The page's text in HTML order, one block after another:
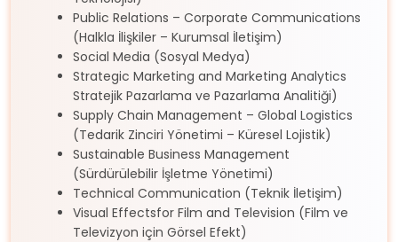
Public Relations – Corporate Communications
(Halkla İlişkiler – Kurumsal İletişim)
Social Media (Sosyal Medya)
Strategic Marketing and Marketing Analytics
Stratejik Pazarlama ve Pazarlama Analitiği)
Supply Chain Management – Global Logistics
(Tedarik Zinciri Yönetimi – Küresel Lojistik)
Sustainable Business Management
(Sürdürülebilir İşletme Yönetimi)
Technical Communication (Teknik İletişim)
Visual Effectsfor Film and Television (Film ve
Televizyon için Görsel Efekt)